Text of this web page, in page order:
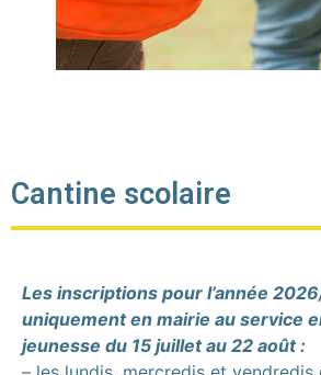
Cantine scolaire
Les inscriptions pour l’année
uniquement en mairie au service
jeunesse du 15 juillet au 22 août :